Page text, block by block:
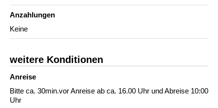
Anzahlungen
Keine
weitere Konditionen
Anreise
Bitte ca. 30min.vor Anreise ab ca. 16.00 Uhr und Abreise 10:00
Uhr